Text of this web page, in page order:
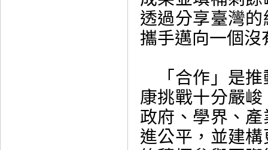
透過分享臺灣
攜手邁向一個沒
「合作」是推
康挑戰十分嚴
政府、學界、
進公平，並建